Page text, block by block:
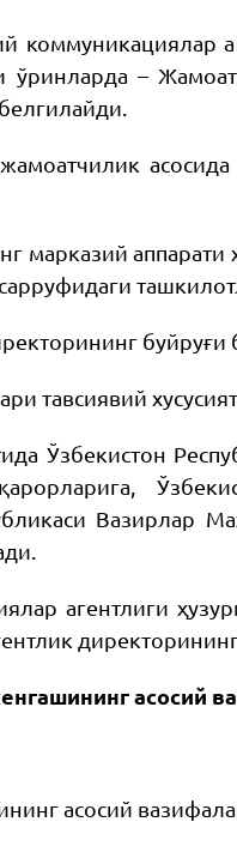
–
марказий
буйруғи
тавсиявий
Ўзбекистон
Вазирлар
агентлиги
асосий
асосий